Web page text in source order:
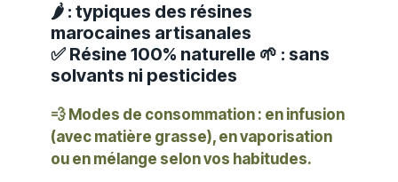
🌶️ : typiques des résines
marocaines artisanales
✅ Résine 100% naturelle 🌱 : sans
solvants ni pesticides
💨 Modes de consommation : en infusion
(avec matière grasse), en vaporisation
ou en mélange selon vos habitudes.